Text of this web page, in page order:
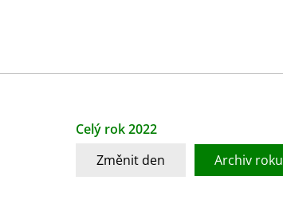
Celý rok 2022
Změnit den
Archiv roku